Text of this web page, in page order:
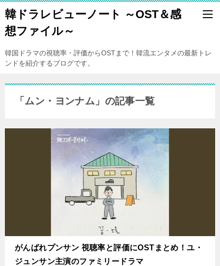
韓ドラレビューノート ～OST＆感
想ファイル～
韓国ドラマの視聴率・評価からOSTまで！韓流エンタメの最新トレ
ンドを紹介するブログです。
「ムン・ヨンナム」の記事一覧
がんばれプンサン 視聴率と評価にOSTまとめ！ユ・
ジュンサン主演のファミリードラマ